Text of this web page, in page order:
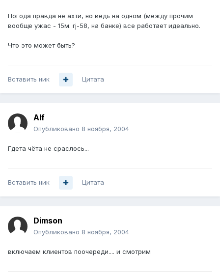
Погода правда не ахти, но ведь на одном (между прочим
вообще ужас - 15м. rj-58, на банке) все работает идеально.
Что это может быть?
Вставить ник Цитата
Alf
Опубликовано 8 ноября, 2004
Гдета чёта не сраслось...
Вставить ник Цитата
Dimson
Опубликовано 8 ноября, 2004
включаем клиентов поочереди.... и смотрим